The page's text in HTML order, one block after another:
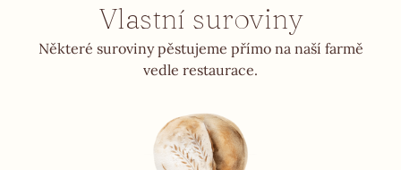
Vlastní suroviny
Některé suroviny pěstujeme přímo na naší farmě
vedle restaurace.